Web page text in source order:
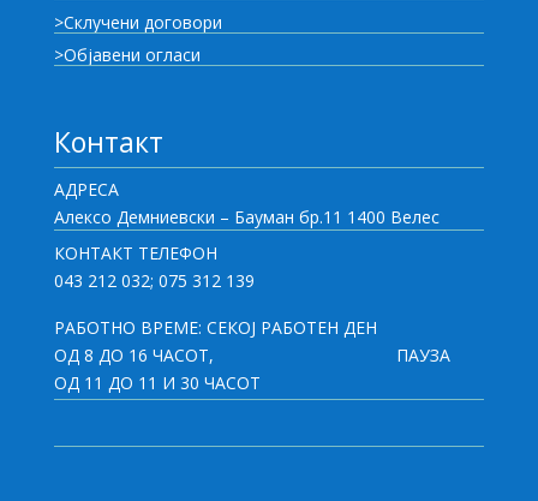
>Склучени договори
>Објавени огласи
Контакт
АДРЕСА
Алексо Демниевски – Бауман бр.11 1400 Велес
КОНТАКТ ТЕЛЕФОН
043 212 032; 075 312 139
РАБОТНО ВРЕМЕ: СЕКОЈ РАБОТЕН ДЕН
ОД 8 ДО 16 ЧАСОТ, ПАУЗА
ОД 11 ДО 11 И 30 ЧАСОТ